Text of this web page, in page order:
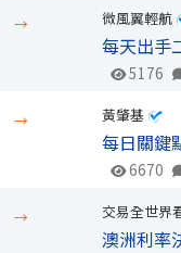
→ 微風翼輕航
每天出手
5176
→ 黃肇基
每日關鍵
6670
→ 交易全世界
澳洲利率